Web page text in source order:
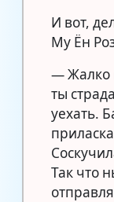
И вот,
Му Ён
— Жалко
ты
уехать.
Так что